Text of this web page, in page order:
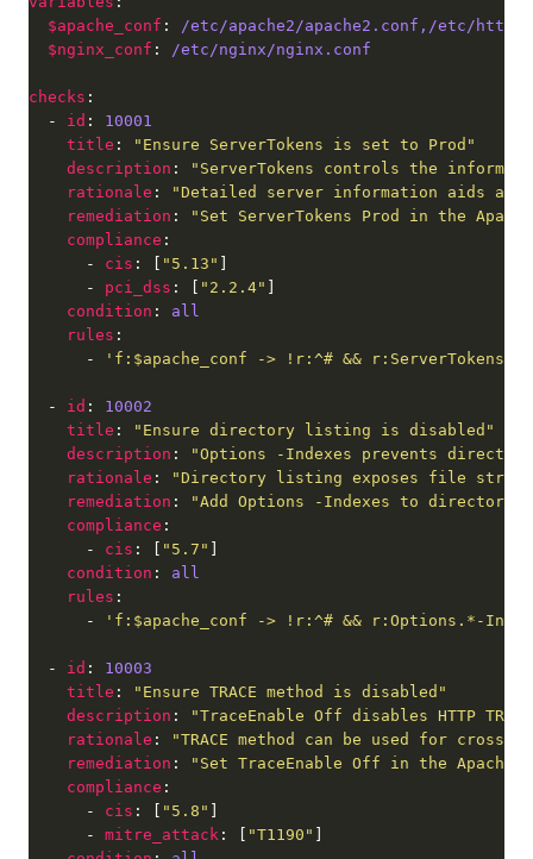
$apache_conf : /etc/apache2/apache2.conf,/etc/
$nginx_conf : /etc/nginx/nginx.conf
checks
  -
id : 10001
title :
"Ensure ServerTokens is set to Prod"
description :
"ServerTokens controls the
rationale :
"Detailed server information aids
remediation :
"Set ServerTokens Prod in the
compliance
      -
cis : [ "5.13"
      -
pci_dss : [ "2.2.4"
condition : all
rules
      -
'f:$apache_conf -> !r:^# &&
  -
id : 10002
title :
"Ensure directory listing is disabled"
description :
"Options -Indexes prevents
rationale :
"Directory listing exposes file
remediation :
"Add Options -Indexes to directory
compliance
      -
cis : [ "5.7"
condition : all
rules
      -
'f:$apache_conf -> !r:^# && r:Options.*-
  -
id : 10003
title :
"Ensure TRACE method is disabled"
description :
"TraceEnable Off disables HTTP
rationale :
"TRACE method can be used for
remediation :
"Set TraceEnable Off in the Apache
compliance
      -
cis : [ "5.8"
      -
mitre_attack : [ "T1190"